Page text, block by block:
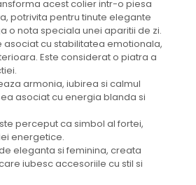
acest colier intr-o piesa
potrivita pentru tinute elegante
o nota speciala unei aparitii de zi.
asociat cu stabilitatea emotionala,
Este considerat o piatra a
armonia, iubirea si calmul
asociat cu energia blanda si
perceput ca simbol al fortei,
energetice.
eleganta si feminina, creata
iubesc accesoriile cu stil si